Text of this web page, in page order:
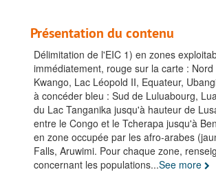
Présentation du contenu
Délimitation de l'EIC 1) en zones
immédiatement, rouge sur la carte : Nord
Kwango, Lac Léopold II, Equateur,
à concéder bleu : Sud de Luluabourg,
du Lac Tanganika jusqu'à hauteur de
entre le Congo et le Tcherapa jusqu'à
en zone occupée par les afro-arabes
Falls, Aruwimi. Pour chaque zone,
concernant les populations...See more